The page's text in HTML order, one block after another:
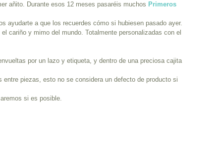
añito. Durante esos 12 meses pasaréis muchos Primeros
ayudarte a que los recuerdes cómo si hubiesen pasado ayer.
cariño y mimo del mundo. Totalmente personalizadas con el
por un lazo y etiqueta, y dentro de una preciosa cajita
piezas, esto no se considera un defecto de producto si
si es posible.